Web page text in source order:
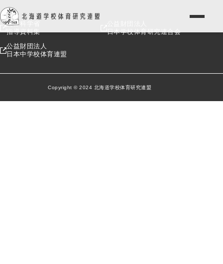
文部科学省
指導資料集
日本学校体育研究連合会
公益財団法人
日本中学校体育連盟
Copyright © 2024 北海道学校体育研究連盟